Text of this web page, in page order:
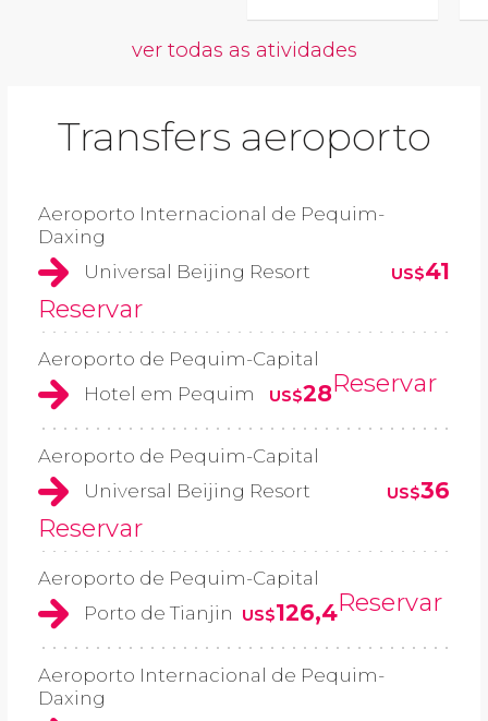
ver todas as atividades
Transfers aeroporto
Aeroporto Internacional de Pequim-
Daxing
Universal Beijing Resort
US$41
Reservar
Aeroporto de Pequim-Capital
Hotel em Pequim
US$28Reservar
Aeroporto de Pequim-Capital
Universal Beijing Resort
US$36
Reservar
Aeroporto de Pequim-Capital
Porto de Tianjin
US$126,4Reservar
Aeroporto Internacional de Pequim-
Daxing